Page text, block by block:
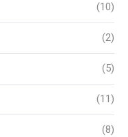
(10)
(2)
(5)
(11)
(8)